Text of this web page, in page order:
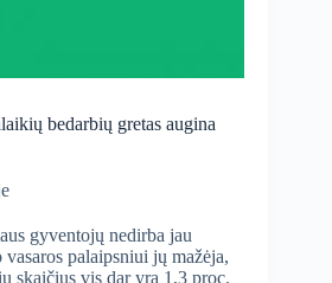
bedarbių gretas augina
gyventojų nedirba jau
palaipsniui jų mažėja,
skaičius vis dar yra 1,3 proc.